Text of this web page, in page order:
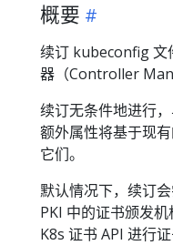
概要
续订 kubeconfig 文
器（Controller
续订无条件地进行
额外属性将基于现
它们。
默认情况下，续订
PKI 中的证书颁发
K8s 证书 API 进行